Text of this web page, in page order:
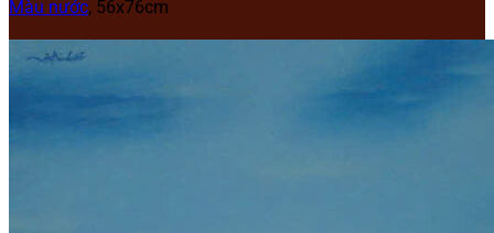
Màu nước, 56x76cm